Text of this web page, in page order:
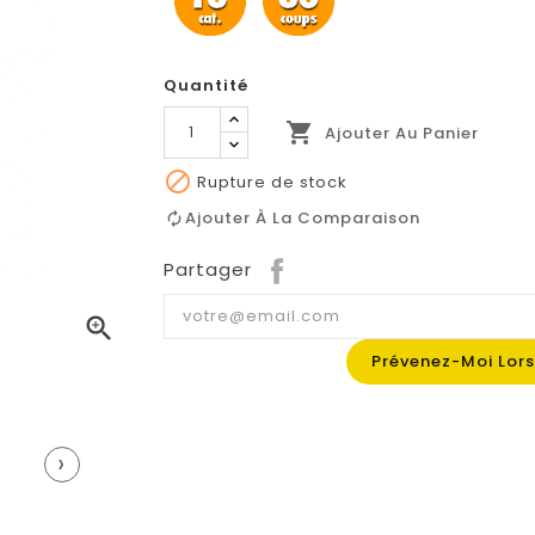

›
Quantité
 Ajouter Au Panier
 Rupture de stock
Ajouter À La Comparaison
Partager
Prévenez-Moi